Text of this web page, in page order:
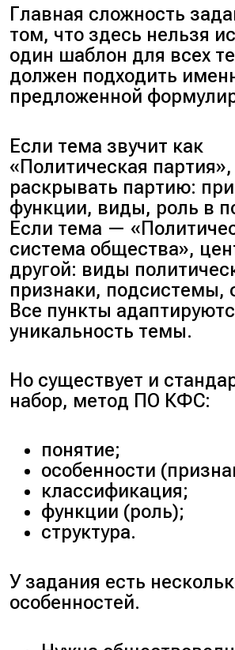
Главная сложность
том, что здесь нельзя
один шаблон для всех
должен подходить
предложенной
Если тема звучит как
«Политическая
раскрывать партию:
функции, виды, роль в
Если тема —
система общества»,
другой: виды
признаки, подсистемы,
Все пункты
уникальность темы.
Но существует и
набор, метод ПО КФС:
понятие;
особенности
классификация;
функции (роль);
структура.
У задания есть
особенностей.